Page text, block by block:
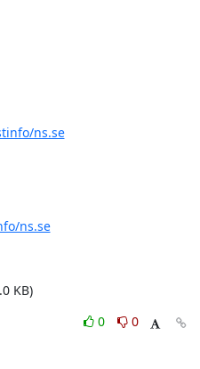
ns.se
ns.se
KB)
0
0